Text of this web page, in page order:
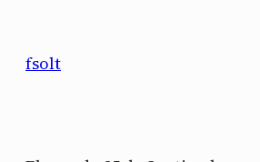
contenido
fsolt